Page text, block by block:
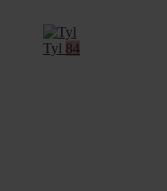
Tyl 84